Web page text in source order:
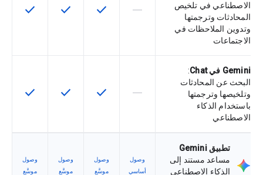
الاصطناعي في تلخيص
المحادثات وترجمتها
وتدوين الملاحظات في
الاجتماعات
لا تتوفّر هذه الميزة لرمز التخزين
horizontal_rule تتوفّر هذه الميزة لرمز
check تتوفّر هذه الميزة
check تتوفّر
check
Gemini في Chat
:
البحث عن المحادثات
وتلخيصها وترجمتها
باستخدام الذكاء
الاصطناعي
لا تتوفّر هذه الميزة لرمز التخزين
horizontal_rule تتوفّر هذه الميزة لرمز
check تتوفّر هذه الميزة
check تتوفّر
check
تطبيق Gemini
مساعد مستند إلى
الذكاء الاصطناعي
وصول
أساسي
وصول
موسَّع
وصول
موسَّع
وصول
موسَّع